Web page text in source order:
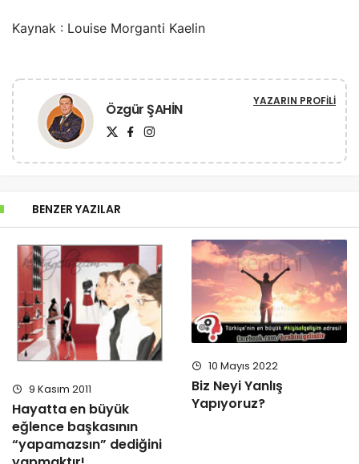
Kaynak : Louise Morganti Kaelin
Özgür ŞAHİN YAZARIN PROFILI
BENZER YAZILAR
9 Kasım 2011
Hayatta en büyük
eğlence başkasının
“yapamazsın” dediğini
10 Mayıs 2022
Biz Neyi Yanlış
Yapıyoruz?